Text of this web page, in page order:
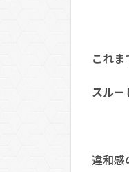
これま
スルー
違和感